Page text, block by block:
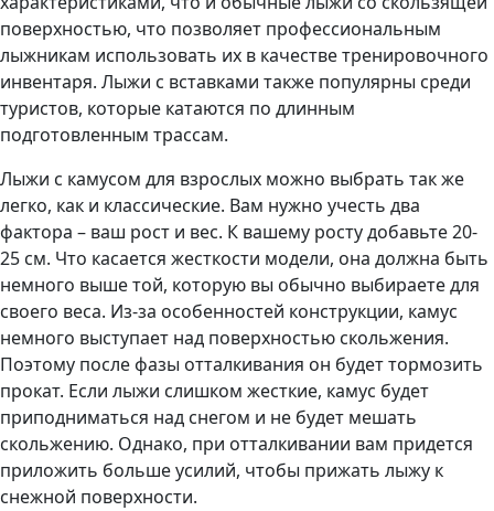
поверхностью, что позволяет профессиональным
лыжникам использовать их в качестве тренировочного
инвентаря. Лыжи с вставками также популярны среди
туристов, которые катаются по длинным
подготовленным трассам.
Лыжи с камусом для взрослых можно выбрать так же
легко, как и классические. Вам нужно учесть два
фактора – ваш рост и вес. К вашему росту добавьте 20-
25 см. Что касается жесткости модели, она должна быть
немного выше той, которую вы обычно выбираете для
своего веса. Из-за особенностей конструкции, камус
немного выступает над поверхностью скольжения.
Поэтому после фазы отталкивания он будет тормозить
прокат. Если лыжи слишком жесткие, камус будет
приподниматься над снегом и не будет мешать
скольжению. Однако, при отталкивании вам придется
приложить больше усилий, чтобы прижать лыжу к
снежной поверхности.